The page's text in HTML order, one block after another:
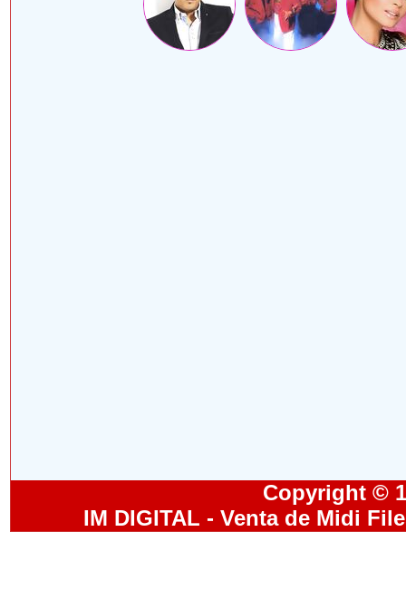
Copyright ©
IM DIGITAL - Venta de Midi